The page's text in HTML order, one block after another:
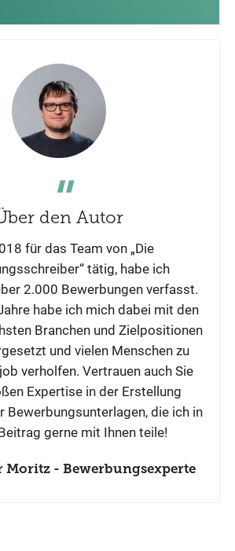
den Autor
für das Team von „Die
tätig, habe ich
2.000 Bewerbungen verfasst.
habe ich mich dabei mit den
Branchen und Zielpositionen
und vielen Menschen zu
verholfen. Vertrauen auch Sie
Expertise in der Erstellung
Bewerbungsunterlagen, die ich in
gerne mit Ihnen teile!
Moritz - Bewerbungsexperte